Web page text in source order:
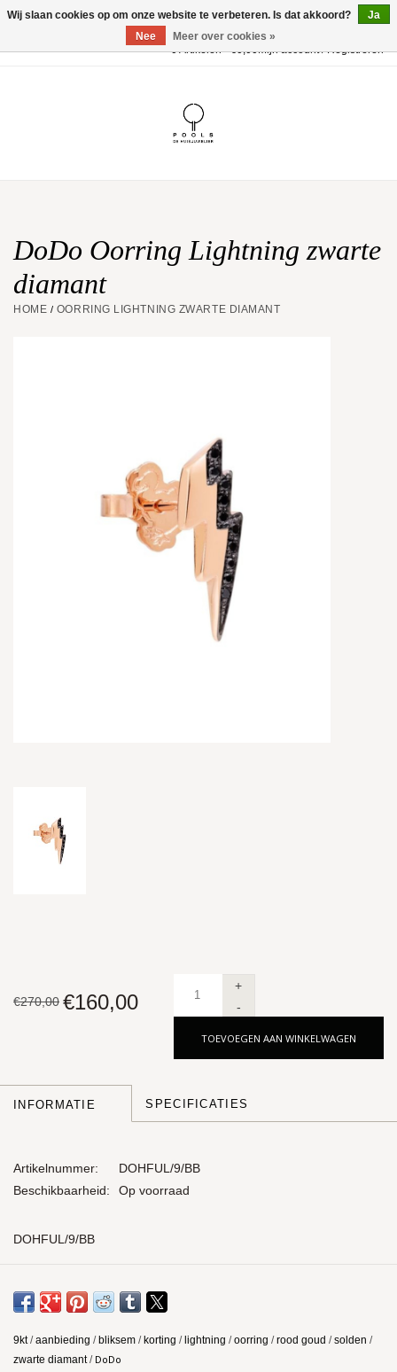
0 Artikelen - €0,00Mijn account / Registreren
Huwelijk
Geschenkbon
DoDo Oorring Lightning zwarte
diamant
HOME / OORRING LIGHTNING ZWARTE DIAMANT
€270,00 €160,00
+
-
TOEVOEGEN AAN WINKELWAGEN
INFORMATIE SPECIFICATIES
Artikelnummer:
DOHFUL/9/BB
Beschikbaarheid:
Op voorraad
DOHFUL/9/BB
9kt/aanbieding /bliksem /korting /lightning /oorring /rood goud /solden /
zwarte diamant/ DoDo
Wij slaan cookies op om onze website te verbeteren. Is dat akkoord?
Ja
Nee
Meer over cookies »